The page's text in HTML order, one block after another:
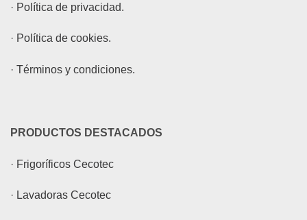
· Política de privacidad.
· Política de cookies.
· Términos y condiciones.
PRODUCTOS DESTACADOS
· Frigoríficos Cecotec
· Lavadoras Cecotec